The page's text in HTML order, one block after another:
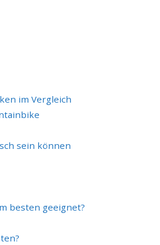
im Vergleich
sein können
besten geeignet?